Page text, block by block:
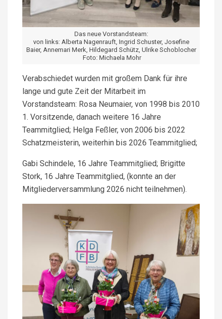
Das neue Vorstandsteam:
von links: Alberta Nagenrauft, Ingrid Schuster, Josefine
Baier, Annemari Merk, Hildegard Schütz, Ulrike Schoblocher
Foto: Michaela Mohr
Verabschiedet wurden mit großem Dank für ihre
lange und gute Zeit der Mitarbeit im
Vorstandsteam: Rosa Neumaier, von 1998 bis 2010
1. Vorsitzende, danach weitere 16 Jahre
Teammitglied; Helga Feßler, von 2006 bis 2022
Schatzmeisterin, weiterhin bis 2026 Teammitglied;
Gabi Schindele, 16 Jahre Teammitglied; Brigitte
Stork, 16 Jahre Teammitglied, (konnte an der
Mitgliederversammlung 2026 nicht teilnehmen).